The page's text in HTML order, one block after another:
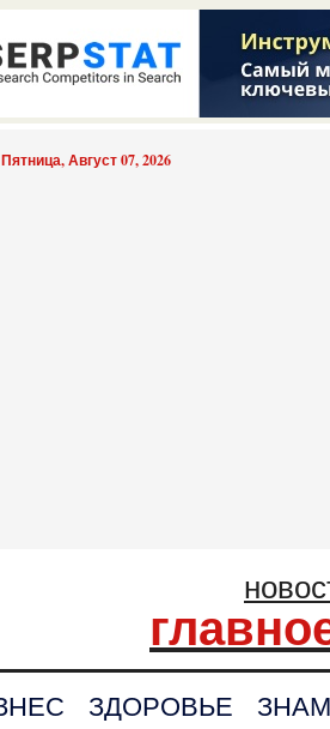
Пятница, Август 07, 2026
ЗДОРОВЬЕ